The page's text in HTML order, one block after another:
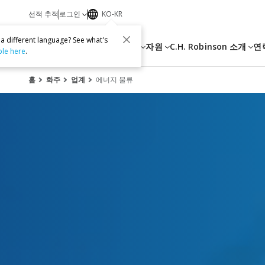
서비스 자원 C.H. Robinson 소개 연
선적 추적 로그인 KO-KR
different language? See what's
here.
홈 화주 업계 에너지 물류